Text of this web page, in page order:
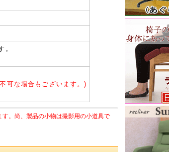
。
可な場合もございます。)
。尚、製品の小物は撮影用の小道具で